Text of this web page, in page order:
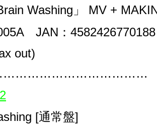
Washing 」
MV +
JAN ： 4582426770188
out)
[通常盤]